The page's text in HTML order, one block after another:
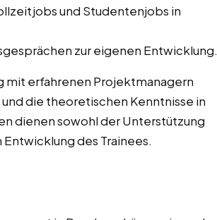
und Studentenjobs in
zur eigenen Entwicklung.
mit erfahrenen Projektmanagern
die theoretischen Kenntnisse in
dienen sowohl der Unterstützung
des Trainees.